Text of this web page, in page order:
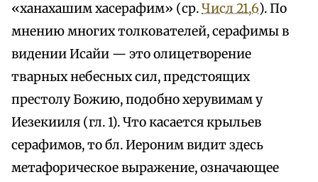
«ханахашим хасерафим» (ср.Числ 21,6). По
мнению многих толкователей, серафимы в
видении Исайи — это олицетворение
тварных небесных сил, предстоящих
престолу Божию, подобно херувимам у
Иезекииля (гл. 1). Что касается крыльев
серафимов, то бл. Иероним видит здесь
метафорическое выражение, означающее